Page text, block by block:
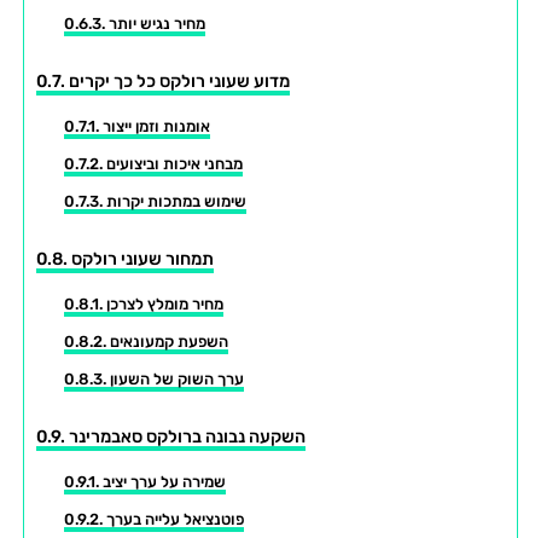
מחיר נגיש יותר
מדוע שעוני רולקס כל כך יקרים
אומנות וזמן ייצור
מבחני איכות וביצועים
שימוש במתכות יקרות
תמחור שעוני רולקס
מחיר מומלץ לצרכן
השפעת קמעונאים
ערך השוק של השעון
השקעה נבונה ברולקס סאבמרינר
שמירה על ערך יציב
פוטנציאל עלייה בערך